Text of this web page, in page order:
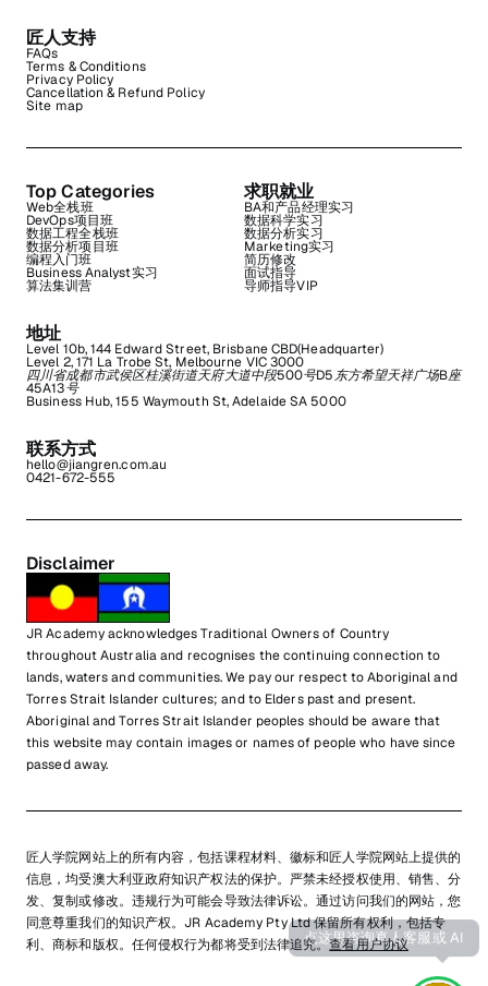
匠人支持
FAQs
Terms & Conditions
Privacy Policy
Cancellation & Refund Policy
Site map
Top Categories
Web全栈班
DevOps项目班
数据工程全栈班
数据分析项目班
编程入门班
Business Analyst实习
算法集训营
求职就业
BA和产品经理实习
数据科学实习
数据分析实习
Marketing实习
简历修改
面试指导
导师指导VIP
地址
Level 10b, 144 Edward Street, Brisbane CBD(Headquarter)
Level 2, 171 La Trobe St, Melbourne VIC 3000
四川省成都市武侯区桂溪街道天府大道中段500号D5东方希望天祥广场B座
45A13号
Business Hub, 155 Waymouth St, Adelaide SA 5000
联系方式
hello@jiangren.com.au
0421-672-555
Disclaimer
JR Academy acknowledges Traditional Owners of Country
throughout Australia and recognises the continuing connection to
lands, waters and communities. We pay our respect to Aboriginal and
Torres Strait Islander cultures; and to Elders past and present.
Aboriginal and Torres Strait Islander peoples should be aware that
this website may contain images or names of people who have since
passed away.
匠人学院网站上的所有内容，包括课程材料、徽标和匠人学院网站上提供的
信息，均受澳大利亚政府知识产权法的保护。严禁未经授权使用、销售、分
发、复制或修改。违规行为可能会导致法律诉讼。通过访问我们的网站，您
同意尊重我们的知识产权。JR Academy Pty Ltd 保留所有权利，包括专
利、商标和版权。任何侵权行为都将受到法律追究。查看用户协议